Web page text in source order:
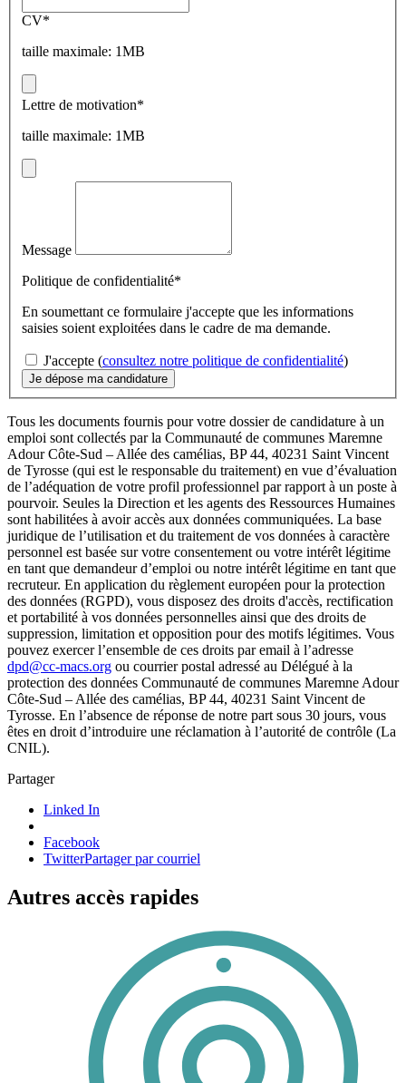
CV*
taille maximale: 1MB
Lettre de motivation*
taille maximale: 1MB
Message
Politique de confidentialité*
En soumettant ce formulaire j'accepte que les informations
saisies soient exploitées dans le cadre de ma demande.
J'accepte (consultez notre politique de confidentialité)
Tous les documents fournis pour votre dossier de candidature à un
emploi sont collectés par la Communauté de communes Maremne
Adour Côte-Sud – Allée des camélias, BP 44, 40231 Saint Vincent
de Tyrosse (qui est le responsable du traitement) en vue d’évaluation
de l’adéquation de votre profil professionnel par rapport à un poste à
pourvoir. Seules la Direction et les agents des Ressources Humaines
sont habilitées à avoir accès aux données communiquées. La base
juridique de l’utilisation et du traitement de vos données à caractère
personnel est basée sur votre consentement ou votre intérêt légitime
en tant que demandeur d’emploi ou notre intérêt légitime en tant que
recruteur. En application du règlement européen pour la protection
des données (RGPD), vous disposez des droits d'accès, rectification
et portabilité à vos données personnelles ainsi que des droits de
suppression, limitation et opposition pour des motifs légitimes. Vous
pouvez exercer l’ensemble de ces droits par email à l’adresse
dpd@cc-macs.org ou courrier postal adressé au Délégué à la
protection des données Communauté de communes Maremne Adour
Côte-Sud – Allée des camélias, BP 44, 40231 Saint Vincent de
Tyrosse. En l’absence de réponse de notre part sous 30 jours, vous
êtes en droit d’introduire une réclamation à l’autorité de contrôle (La
CNIL).
Partager
Linked In
Facebook
TwitterPartager par courriel
Autres accès rapides